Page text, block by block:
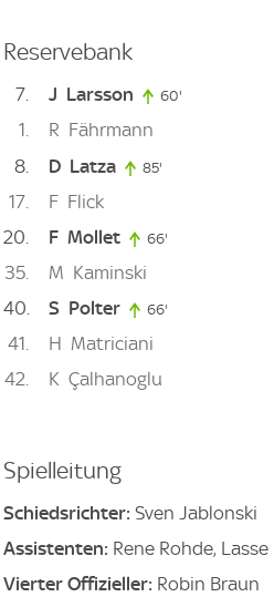
Reservebank
7 J Larsson 60'
1 R Fährmann
8
D Latza 85'
17 F Flick
20
F Mollet 66'
35 M Kaminski
40
S Polter 66'
41 H Matriciani
42
K Çalhanoglu
Spielleitung
Schiedsrichter: Sven Jablonski
Assistenten: Rene Rohde,
Vierter Offizieller: Robin Braun